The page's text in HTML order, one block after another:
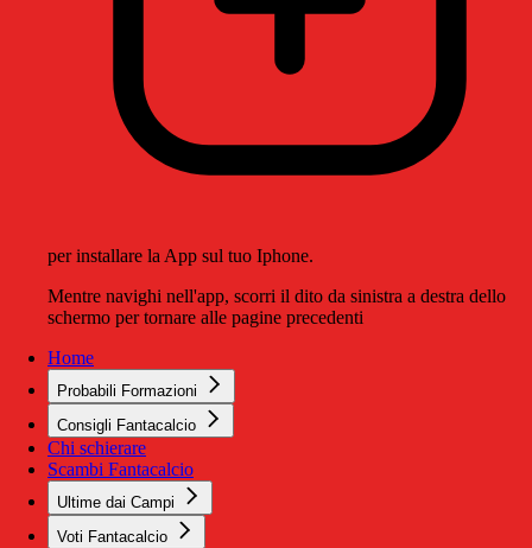
per installare la App sul tuo Iphone.
Mentre navighi nell'app, scorri il dito da sinistra a destra dello
schermo per tornare alle pagine precedenti
Home
Probabili Formazioni
Consigli Fantacalcio
Chi schierare
Scambi Fantacalcio
Ultime dai Campi
Voti Fantacalcio